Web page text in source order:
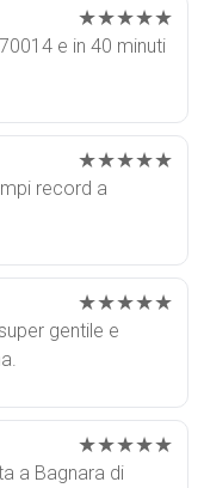
★★★★★
e in 40 minuti
★★★★★
record a
★★★★★
gentile e
★★★★★
a Bagnara di